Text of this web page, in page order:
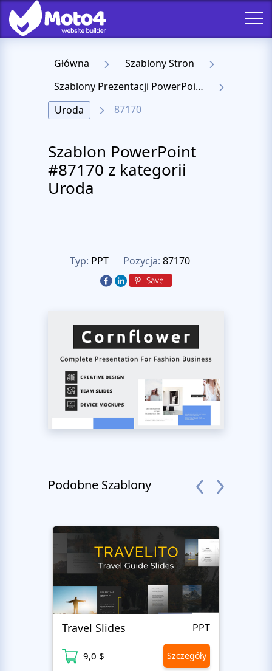
Główna
Szablony Stron
Szablony Prezentacji PowerPoint
Uroda
87170
Szablon PowerPoint
#87170 z kategorii
Uroda
Typ: PPT Pozycja: 87170
Podobne Szablony
Travel Slides PPT
9,0 $ Szczegóły